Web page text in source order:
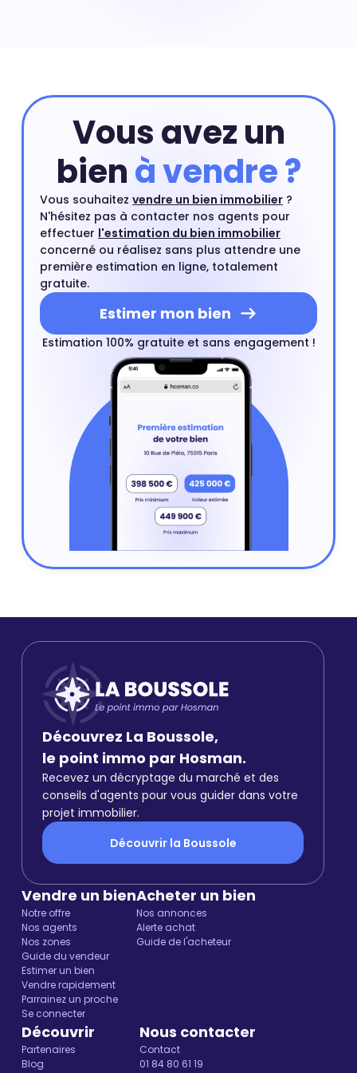
Vous avez un
bienà vendre ?
Vous souhaitez vendre un bien immobilier ?
N'hésitez pas à contacter nos agents pour
effectuer l'estimation du bien immobilier
concerné ou réalisez sans plus attendre une
première estimation en ligne, totalement
gratuite.
Estimer mon bien
Estimation 100% gratuite et sans engagement !
Découvrez La Boussole,
le point immo par Hosman.
Recevez un décryptage du marché et des
conseils d'agents pour vous guider dans votre
projet immobilier.
Découvrir la Boussole
Vendre un bien
Notre offre
Nos agents
Nos zones
Guide du vendeur
Estimer un bien
Vendre rapidement
Parrainez un proche
Se connecter
Acheter un bien
Nos annonces
Alerte achat
Guide de l'acheteur
Découvrir
Partenaires
Blog
Nous contacter
Contact
01 84 80 61 19